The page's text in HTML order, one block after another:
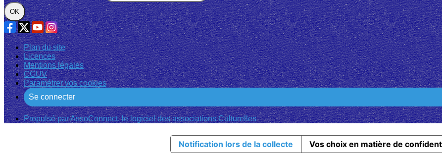
OK
Plan du site
Licences
Mentions légales
CGUV
Paramétrer vos cookies
Se connecter
Propulsé par AssoConnect, le logiciel des associations Culturelles
Notification lors de la collecte Vos choix en matière de